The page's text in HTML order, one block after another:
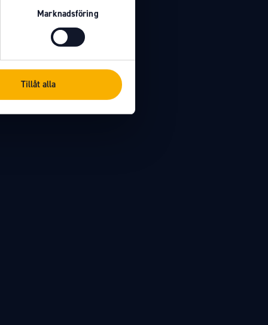
Marknadsföring
Tillåt alla